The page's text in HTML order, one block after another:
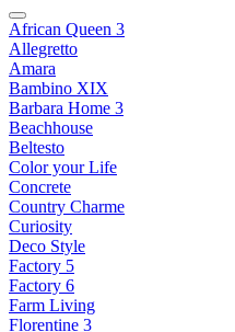
African Queen 3
Allegretto
Amara
Bambino XIX
Barbara Home 3
Beachhouse
Beltesto
Color your Life
Concrete
Country Charme
Curiosity
Deco Style
Factory 5
Factory 6
Farm Living
Florentine 3